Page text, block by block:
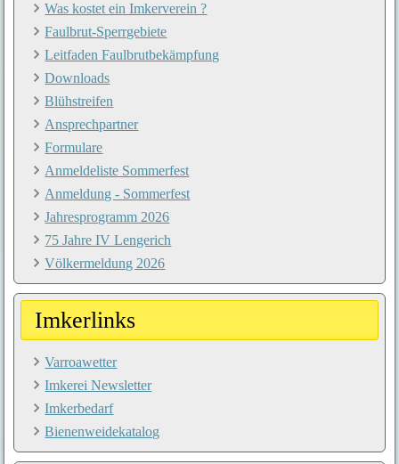
Was kostet ein Imkerverein ?
Faulbrut-Sperrgebiete
Leitfaden Faulbrutbekämpfung
Downloads
Blühstreifen
Ansprechpartner
Formulare
Anmeldeliste Sommerfest
Anmeldung - Sommerfest
Jahresprogramm 2026
75 Jahre IV Lengerich
Völkermeldung 2026
Imkerlinks
Varroawetter
Imkerei Newsletter
Imkerbedarf
Bienenweidekatalog